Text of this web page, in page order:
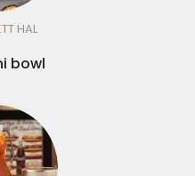
HAL
bowl